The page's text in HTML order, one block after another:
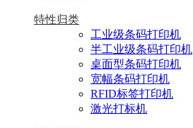
特性归类
工业级条码打印机
半工业级条码打印机
桌面型条码打印机
宽幅条码打印机
RFID标签打印机
激光打标机